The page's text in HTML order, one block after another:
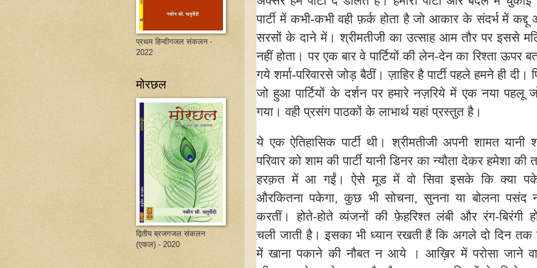
पार्टी में कभी-कभी वही फ़र्क होता है जो आकार के संदर्भ में कद्दू
सरसों के दाने में। श्रीमतीजी का उत्साह आम तौर पर इससे
नहीं होता। पर एक बार वे पार्टियों की लेन-देन का रिश्ता ऊपर
गये शर्मा-परिवारसे जोड़ बैठीं। ज़ाहिर है पार्टी पहले हमने ही दी।
जो हुआ पार्टियों के दर्शन पर हमारे नज़रिये में एक नया पहलू
गया। वही प्रसंग पाठकों के लाभार्थ यहां प्रस्तुत है।
ये एक ऐतिहासिक पार्टी थी। श्रीमतीजी अपनी शामत यानी
परिवार को शाम की पार्टी यानी डिनर का न्यौता देकर हमेशा की
हरक़त में आ गईं। ऐसे मूड में वो सिवा इसके कि क्या
औरकितना पकेगा,कुछ भी सोचना,सुनना या बोलना पसंद
करतीं। होते-होते व्यंजनों की फ़ेहरिश्त लंबी और रंग-बिरंगी
चली जाती है। इसका भी ध्यान रखती हैं कि अगले दो दिन तक
में खाना पकाने की नौबत न आये । आख़िर में परोसा जाने
प्रथम हिन्दीगजल संकलन -
2022
मोरछल
द्वितीय ब्रजगजल संकलन
(एकल) - 2020